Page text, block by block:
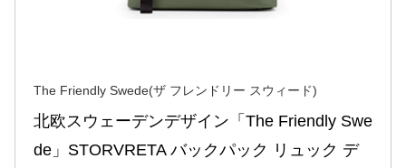
The Friendly Swede(ザ フレンドリー スウィード)
北欧スウェーデンデザイン「The Friendly Swe
de」STORVRETA バックパック リュック デ